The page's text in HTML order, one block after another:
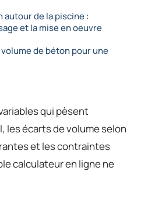
autour de la piscine :
et la mise en oeuvre
de béton pour une
qui pèsent
les écarts de volume selon
et les contraintes
calculateur en ligne ne